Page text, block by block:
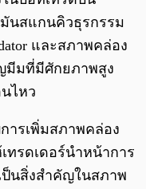
นสแกนคิวธุรกรรม
และสภาพคล่อง
มีมที่มีศักยภาพสูง
ไหว
ารเพิ่มสภาพคล่อง
ทรดเดอร์นำหน้าการ
ป็นสิ่งสำคัญในสภาพ